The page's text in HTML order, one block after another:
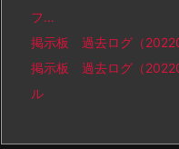
フ…
掲示板 過去ログ（
掲示板 過去ログ（
ル